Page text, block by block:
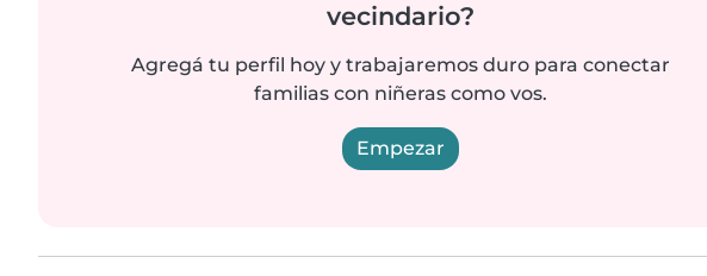
vecindario?
Agregá tu perfil hoy y trabajaremos duro para conectar
familias con niñeras como vos.
Empezar